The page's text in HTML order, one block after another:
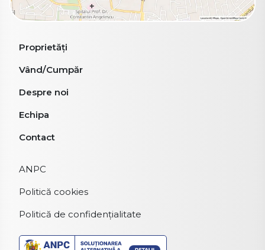
Proprietăți
Vând/Cumpăr
Despre noi
Echipa
Contact
ANPC
Politică cookies
Politică de confidențialitate